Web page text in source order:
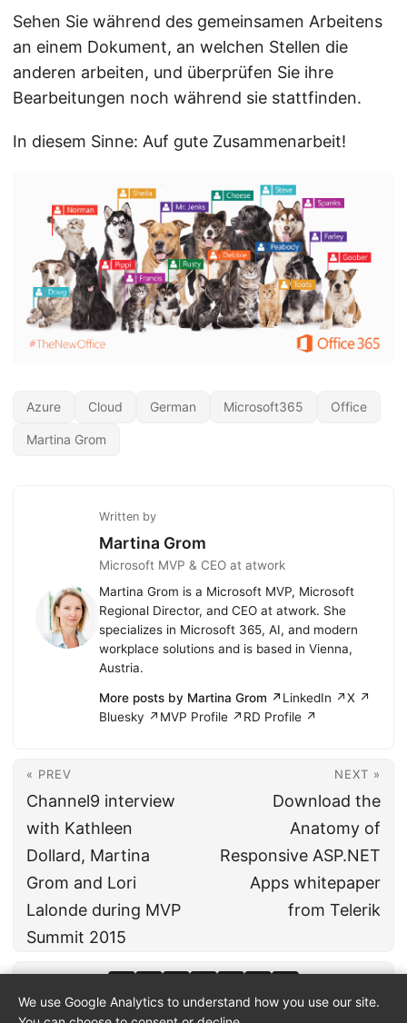
Sehen Sie während des gemeinsamen Arbeitens
an einem Dokument, an welchen Stellen die
anderen arbeiten, und überprüfen Sie ihre
Bearbeitungen noch während sie stattfinden.
In diesem Sinne: Auf gute Zusammenarbeit!
Azure Cloud German Microsoft365 Office
Martina Grom
Written by
Martina Grom
Microsoft MVP & CEO at atwork
Martina Grom is a Microsoft MVP, Microsoft
Regional Director, and CEO at atwork. She
specializes in Microsoft 365, AI, and modern
workplace solutions and is based in Vienna,
Austria.
More posts by Martina Grom ↗LinkedIn ↗X ↗
Bluesky ↗ MVP Profile ↗ RD Profile ↗
« PREV
Channel9 interview
with Kathleen
Dollard, Martina
Grom and Lori
Lalonde during MVP
Summit 2015
NEXT »
Download the
Anatomy of
Responsive ASP.NET
Apps whitepaper
from Telerik
We use Google Analytics to understand how you use our site.